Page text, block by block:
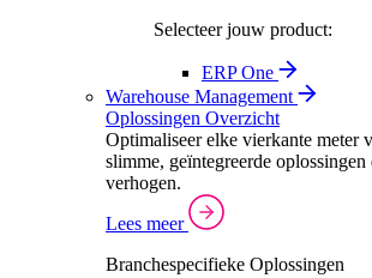
Selecteer jouw product:
ERP One
Warehouse Management
Oplossingen Overzicht
Optimaliseer elke vierkante meter
slimme, geïntegreerde
verhogen.
Lees meer
Branchespecifieke Oplossingen